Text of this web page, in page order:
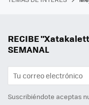
RECIBE
SEMANAL
Suscribiéndote aceptas